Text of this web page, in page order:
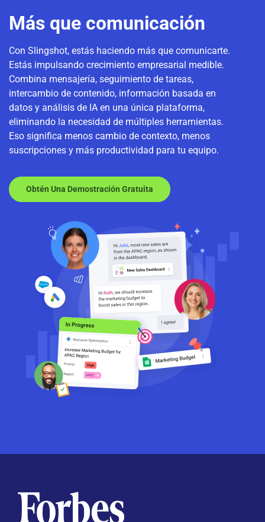
Más que comunicación
Con Slingshot, estás haciendo más que comunicarte.
Estás impulsando crecimiento empresarial medible.
Combina mensajería, seguimiento de tareas,
intercambio de contenido, información basada en
datos y análisis de IA en una única plataforma,
eliminando la necesidad de múltiples herramientas.
Eso significa menos cambio de contexto, menos
suscripciones y más productividad para tu equipo.
Obtén Una Demostración Gratuita